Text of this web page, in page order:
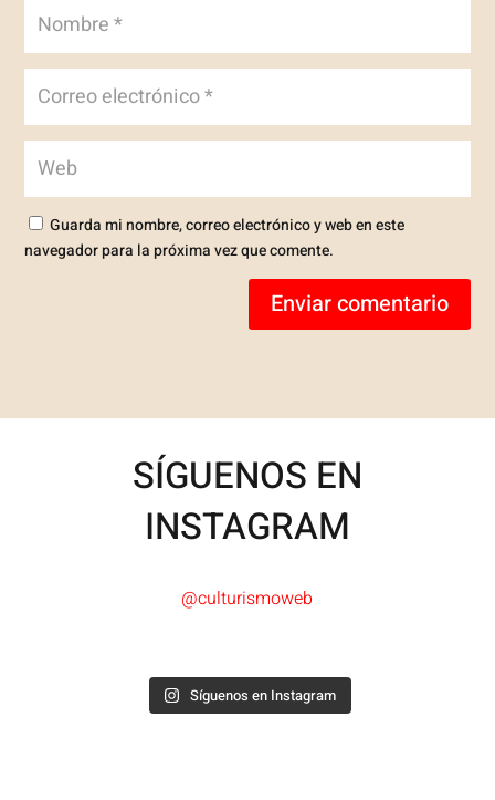
Guarda mi nombre, correo electrónico y web en este
navegador para la próxima vez que comente.
Enviar comentario
SÍGUENOS EN
INSTAGRAM
@culturismoweb
Síguenos en Instagram